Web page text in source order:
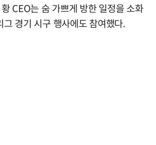
CEO는 숨 가쁘게 방한 일정을 소화
경기 시구 행사에도 참여했다.